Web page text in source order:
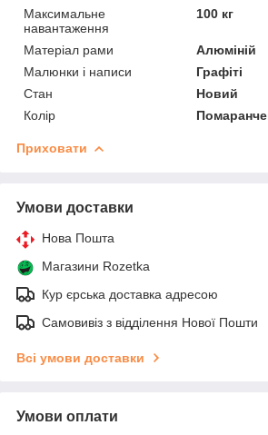
Максимальне
навантаження
100 кг
Матеріал рами
Алюміній
Малюнки і написи
Графіті
Стан
Новий
Колір
Приховати
Умови доставки
Нова Пошта
Магазини Rozetka
Кур єрська доставка адресою
Самовивіз з відділення Нової Пошти
Всі умови доставки
Умови оплати